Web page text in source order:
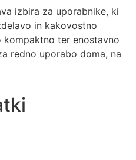
izbira za uporabnike, ki
in kakovostno
ter enostavno
redno uporabo doma, na